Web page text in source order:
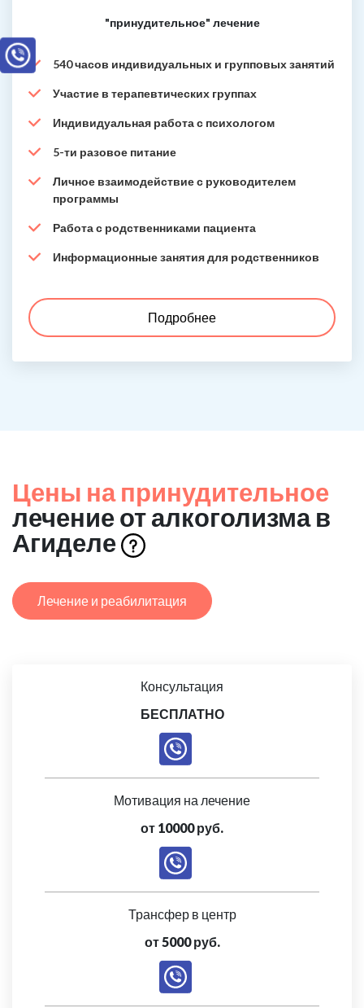
"принудительное" лечение
540 часов индивидуальных и групповых занятий
Участие в терапевтических группах
Индивидуальная работа с психологом
5-ти разовое питание
Личное взаимодействие с руководителем
программы
Работа с родственниками пациента
Информационные занятия для родственников
Подробнее
Цены на принудительное
лечение от алкоголизма в
Агиделе
Лечение и реабилитация
Консультация
БЕСПЛАТНО
Мотивация на лечение
от 10000 руб.
Трансфер в центр
от 5000 руб.